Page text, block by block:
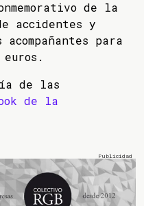
de la
accidentes y
para
euros.
de las
de la